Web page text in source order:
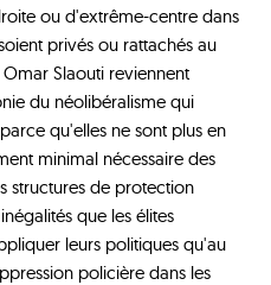
ou d'extrême-centre dans
privés ou rattachés au
Slaouti reviennent
du néolibéralisme qui
qu'elles ne sont plus en
minimal nécessaire des
structures de protection
que les élites
leurs politiques qu'au
policière dans les